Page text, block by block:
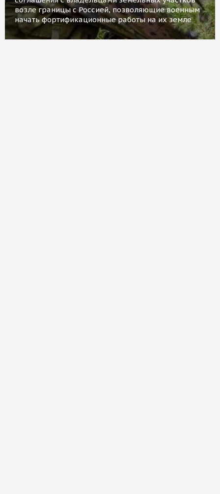
возле границы с Россией, позволяющие военным
начать фортификационные работы на их земле